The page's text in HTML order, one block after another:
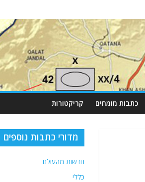
כתבות מומחים קריקטורות
מדורי כתבות נוספים
חדשות מהעולם
כללי